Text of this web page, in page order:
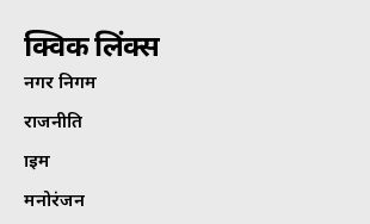
क्विक लिंक्स
नगर निगम
राजनीति
क्राइम
मनोरंजन